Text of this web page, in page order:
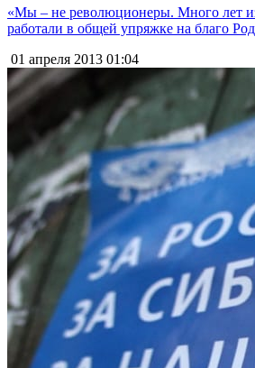
«Мы – не революционеры. Много лет
работали в общей упряжке на благо
01 апреля 2013 01:04